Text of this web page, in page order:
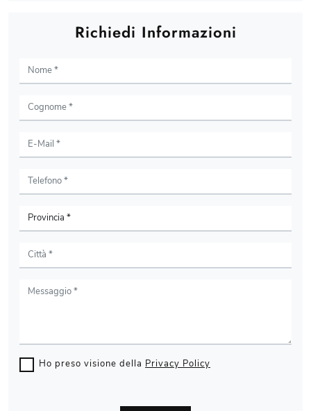
Richiedi Informazioni
Ho preso visione della Privacy Policy